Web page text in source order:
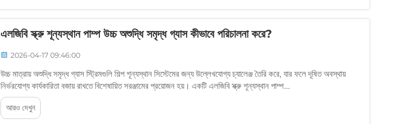
এলজিবি স্ক্রু শূন্যস্থান পাম্প উচ্চ অশুদ্ধি সমৃদ্ধ গ্যাস কীভাবে পরিচালনা করে?
2026-04-17 09:46:00
উচ্চ মাত্রায় অশুদ্ধি সমৃদ্ধ গ্যাস স্ট্রিমগুলি শিল্প শূন্যস্থান সিস্টেমের জন্য উল্লেখযোগ্য চ্যালেঞ্জ তৈরি করে, যার ফলে দূষিত অবস্থায়
নির্ভরযোগ্য কার্যকারিতা বজায় রাখতে বিশেষায়িত সরঞ্জামের প্রয়োজন হয়। একটি এলজিবি স্ক্রু শূন্যস্থান পাম্প...
আরও দেখুন